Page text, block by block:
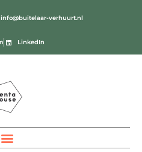
info@buitelaar-verhuurt.nl
LinkedIn